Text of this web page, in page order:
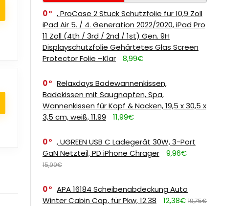
0
, ProCase 2 Stück Schutzfolie für 10,9 Zoll
iPad Air 5. / 4. Generation 2022/2020, iPad Pro
11 Zoll (4th / 3rd / 2nd / 1st) Gen. 9H
Displayschutzfolie Gehärtetes Glas Screen
Protector Folie –Klar
8,99€
0
Relaxdays Badewannenkissen,
Badekissen mit Saugnäpfen, Spa,
Wannenkissen für Kopf & Nacken, 19,5 x 30,5 x
3,5 cm, weiß, 11.99
11,99€
0
, UGREEN USB C Ladegerät 30W, 3-Port
GaN Netzteil, PD iPhone Chrager
9,96€
15,99€
0
APA 16184 Scheibenabdeckung Auto
Winter Cabin Cap, für Pkw, 12.38
12,38€ 19,75€